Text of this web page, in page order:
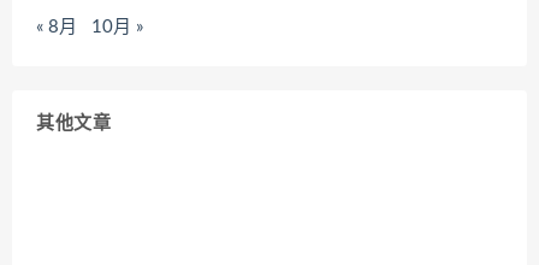
« 8月 10月 »
其他文章